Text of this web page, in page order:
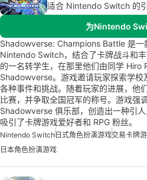
适合 Nintendo Switch 的
为Nintendo
Shadowverse: Champions Battle 是一
Nintendo Switch，结合了卡牌战斗和
的一名转学生，在那里他们由同学 Hiro
Shadowverse。游戏邀请玩家探索学校
各种事件和挑战。随着玩家的进展，他
比赛，并争取全国冠军的称号。游戏强
Shadowverse 俱乐部，创造出一种引人
吸引了卡牌游戏爱好者和 RPG 粉丝。
Nintendo Switch日式角色扮演游戏交易卡牌
日本角色扮演游戏